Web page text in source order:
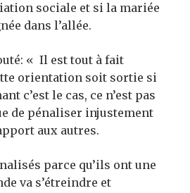
sociale et si la mariée
dans l’allée.
« Il est tout à fait
orientation soit sortie si
c’est le cas, ce n’est pas
de pénaliser injustement
aux autres.
parce qu’ils ont une
va s’étreindre et